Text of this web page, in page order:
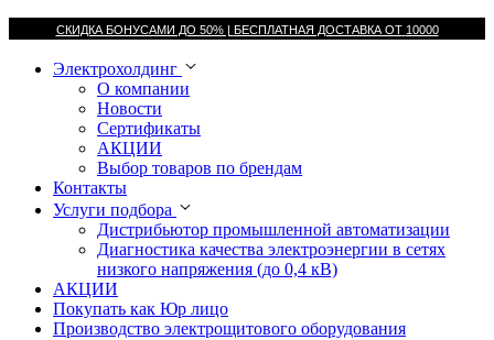
СКИДКА БОНУСАМИ ДО 50% | БЕСПЛАТНАЯ ДОСТАВКА ОТ 10000
Электрохолдинг
О компании
Новости
Сертификаты
АКЦИИ
Выбор товаров по брендам
Контакты
Услуги подбора
Дистрибьютор промышленной автоматизации
Диагностика качества электроэнергии в сетях
низкого напряжения (до 0,4 кВ)
АКЦИИ
Покупать как Юр лицо
Производство электрощитового оборудования